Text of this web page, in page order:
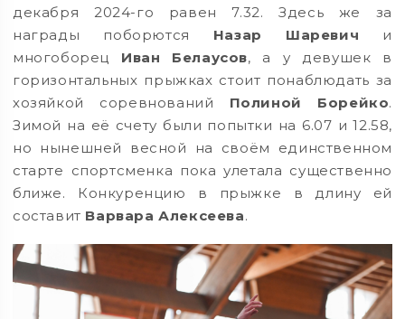
декабря 2024-го равен 7.32. Здесь же за
награды поборются Назар Шаревич и
многоборец Иван Белаусов, а у девушек в
горизонтальных прыжках стоит понаблюдать за
хозяйкой соревнований Полиной Борейко.
Зимой на её счету были попытки на 6.07 и 12.58,
но нынешней весной на своём единственном
старте спортсменка пока улетала существенно
ближе. Конкуренцию в прыжке в длину ей
составит Варвара Алексеева.